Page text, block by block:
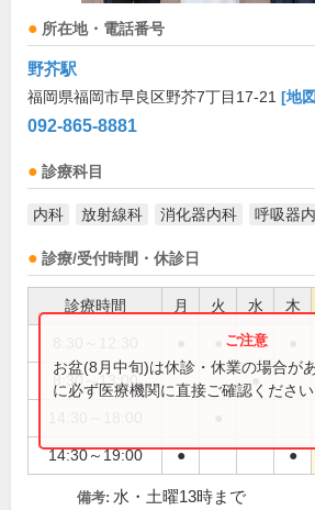
所在地・電話番号
野芥駅
福岡県福岡市早良区野芥7丁目17-21 [地
092-865-8881
診療科目
内科 放射線科 消化器内科 呼吸器
診療/受付時間・休診日
診療時間 月 火 水 木
8:30～13:00 ●
14:30～19:00 ● ●
お盆(8月中旬)は休診・休業の場合が
に必ず医療機関に直接ご確認ください
備考: 水・土曜13時まで